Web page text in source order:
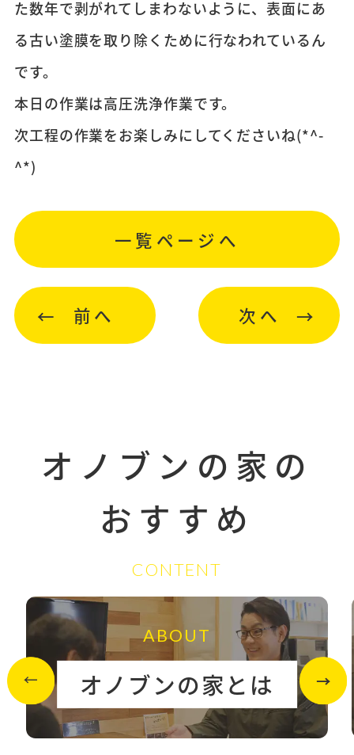
た数年で剥がれてしまわないように、表面にあ
る古い塗膜を取り除くために行なわれているん
です。
本日の作業は高圧洗浄作業です。
次工程の作業をお楽しみにしてくださいね(*^-
^*)
前へ
一覧ページへ
次へ
オノブンの家の
おすすめ
CONTENT
ABOUT
オノブンの家とは